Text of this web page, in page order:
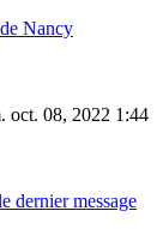
Nancy
oct. 08, 2022 1:44
dernier message